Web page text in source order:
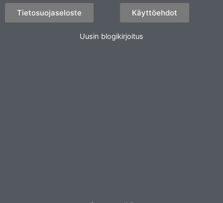
Tietosuojaseloste Käyttöehdot
Uusin blogikirjoitus